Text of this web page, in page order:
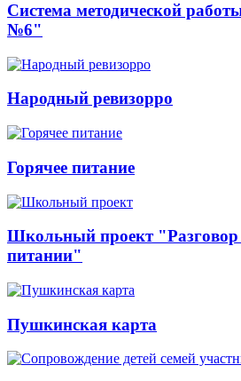
Система методической
№6"
Народный ревизорро
Горячее питание
Школьный проект
питании"
Пушкинская карта